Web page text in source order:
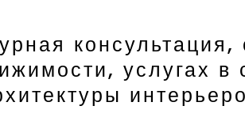
услугах